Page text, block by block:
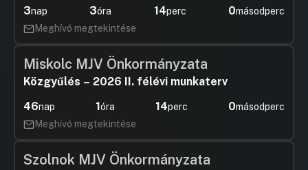
3nap 3óra 14perc 0másodperc
Meghívó megtekintése
Miskolc MJV Önkormányzata
Közgyűlés – 2026 II. félévi munkaterv
46nap 1óra 14perc 0másodperc
Meghívó megtekintése
Szolnok MJV Önkormányzata